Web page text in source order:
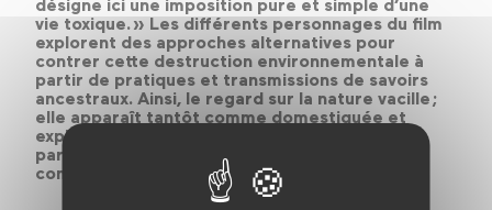
désigne ici une imposition pure et simple d’une
vie toxique. » Les différents personnages du film
explorent des approches alternatives pour
contrer cette destruction environnementale à
partir de pratiques et transmissions de savoirs
ancestraux. Ainsi, le regard sur la nature vacille ;
elle apparaît tantôt comme domestiquée et
exploitée à grande échelle, tantôt contaminée
par des substances toxiques invisibles, tantôt
comme une alliée dans la lutte pour la survie.